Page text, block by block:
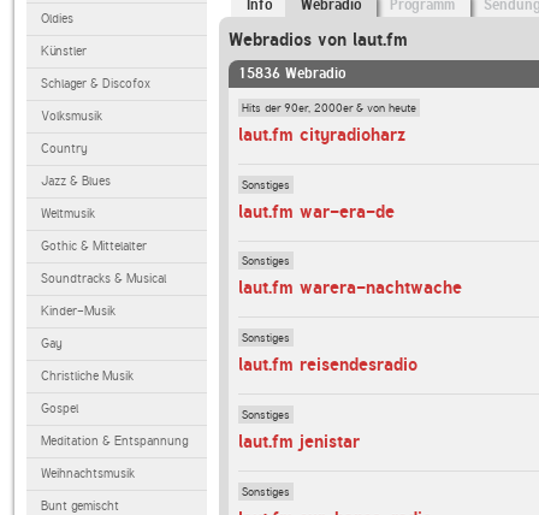
Oldies
Künstler
Schlager & Discofox
Volksmusik
Country
Jazz & Blues
Weltmusik
Gothic & Mittelalter
Soundtracks & Musical
Kinder-Musik
Gay
Christliche Musik
Gospel
Meditation & Entspannung
Weihnachtsmusik
Bunt gemischt
Info Webradio Programm
Webradios von laut.fm
15836 Webradio
Hits der 90er, 2000er & von heute
laut.fm cityradioharz
Sonstiges
laut.fm war-era-de
Sonstiges
laut.fm warera-nachtwache
Sonstiges
laut.fm reisendesradio
Sonstiges
laut.fm jenistar
Sonstiges